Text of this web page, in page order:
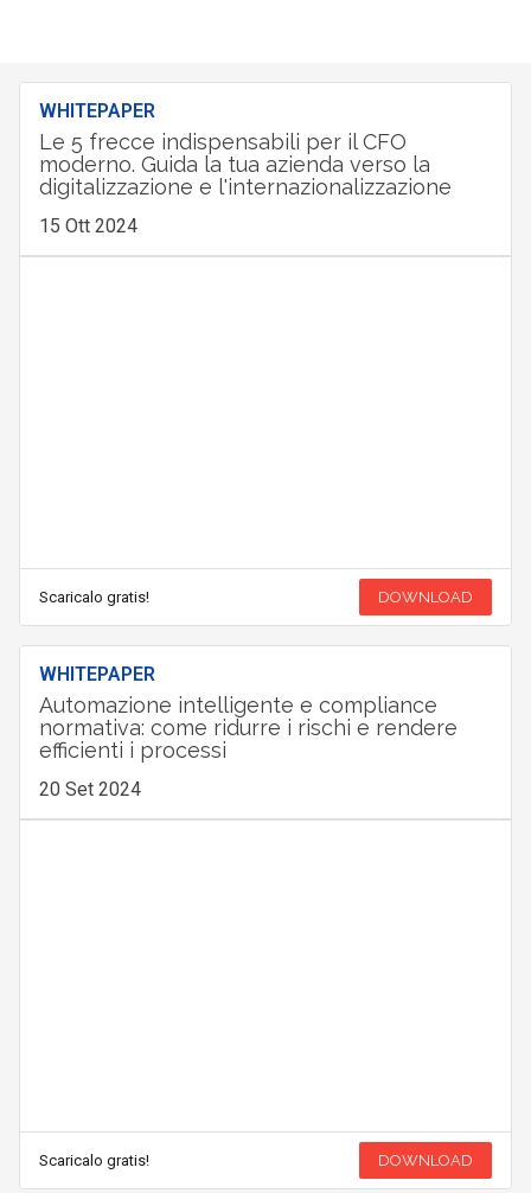
WHITEPAPER
Le 5 frecce indispensabili per il CFO
moderno. Guida la tua azienda verso la
digitalizzazione e l'internazionalizzazione
15 Ott 2024
Scaricalo gratis! DOWNLOAD
WHITEPAPER
Automazione intelligente e compliance
normativa: come ridurre i rischi e rendere
efficienti i processi
20 Set 2024
Scaricalo gratis! DOWNLOAD